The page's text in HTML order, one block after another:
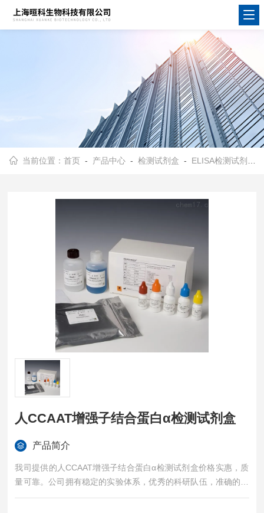
当前位置：首页 - 产品中心 -检测试剂盒 - ELISA检测试剂盒
人CCAAT增强子结合蛋白α检测试剂盒
产品简介
我司提供的人CCAAT增强子结合蛋白α检测试剂盒价格实惠，质
量可靠。公司拥有稳定的实验体系，优秀的科研队伍，准确的实
验结果，是您值得信赖的合作伙伴，凡购买我司的试剂盒产品都